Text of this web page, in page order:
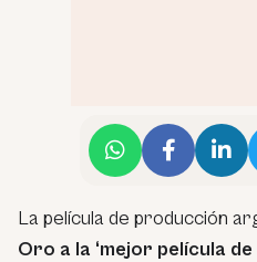
La película de producción
Oro a la ‘mejor película de